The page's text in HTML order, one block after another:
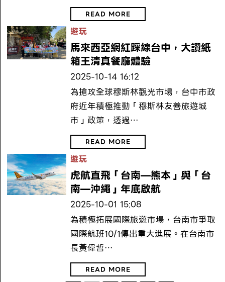
READ MORE
遊玩
馬來西亞網紅踩線台中，大讚紙
箱王清真餐廳體驗
2025-10-14 16:12
為搶攻全球穆斯林觀光市場，台中市政
府近年積極推動「穆斯林友善旅遊城
市」政策，透過…
READ MORE
遊玩
虎航直飛「台南—熊本」與「台
南—沖繩」年底啟航
2025-10-01 15:08
為積極拓展國際旅遊市場，台南市爭取
國際航班10/1傳出重大進展。在台南市
長黃偉哲…
READ MORE